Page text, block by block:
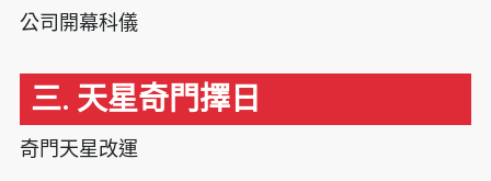
公司開幕科儀
三. 天星奇門擇日
奇門天星改運